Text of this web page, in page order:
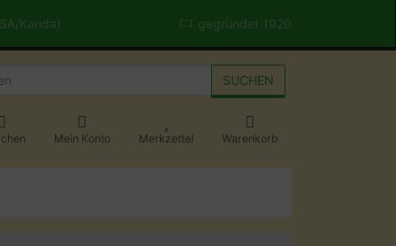
Kanda) gegründet 1920
SUCHEN
Mein Konto Merkzettel Warenkorb